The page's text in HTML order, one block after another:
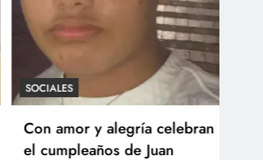
SOCIALES
Con amor y alegría celebran
el cumpleaños de Juan